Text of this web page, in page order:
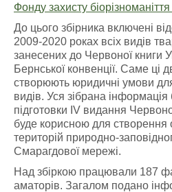
Фонду захисту біорізноманіття
До цього збірника включені
2009-2020 роках всіх видів
занесених до Червоної книги
Бернської конвенції. Саме ці
створюють юридичні умови
видів. Уся зібрана
підготовки IV видання
буде корисною для створення
територій природно-
Смарагдової мережі.
Над збіркою працювали 187
аматорів. Загалом подано